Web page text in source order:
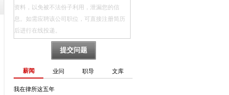
薪闻 业问 职导 文库
我在律所这五年